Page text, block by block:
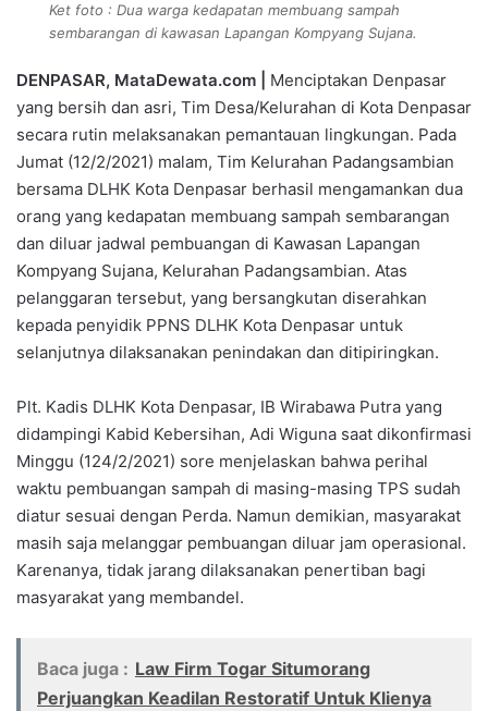
Ket foto : Dua warga kedapatan membuang sampah
sembarangan di kawasan Lapangan Kompyang Sujana.
DENPASAR, MataDewata.com |
Menciptakan Denpasar
yang bersih dan asri, Tim Desa/Kelurahan di Kota Denpasar
secara rutin melaksanakan pemantauan lingkungan. Pada
Jumat (12/2/2021) malam, Tim Kelurahan Padangsambian
bersama DLHK Kota Denpasar berhasil mengamankan dua
orang yang kedapatan membuang sampah sembarangan
dan diluar jadwal pembuangan di Kawasan Lapangan
Kompyang Sujana, Kelurahan Padangsambian. Atas
pelanggaran tersebut, yang bersangkutan diserahkan
kepada penyidik PPNS DLHK Kota Denpasar untuk
selanjutnya dilaksanakan penindakan dan ditipiringkan.
Plt. Kadis DLHK Kota Denpasar, IB Wirabawa Putra yang
didampingi Kabid Kebersihan, Adi Wiguna saat dikonfirmasi
Minggu (124/2/2021) sore menjelaskan bahwa perihal
waktu pembuangan sampah di masing-masing TPS sudah
diatur sesuai dengan Perda. Namun demikian, masyarakat
masih saja melanggar pembuangan diluar jam operasional.
Karenanya, tidak jarang dilaksanakan penertiban bagi
masyarakat yang membandel.
Baca juga : Law Firm Togar Situmorang
Perjuangkan Keadilan Restoratif Untuk Klienya